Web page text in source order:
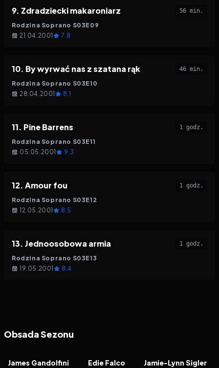
9. Zdradziecki makaroniarz 56 min.
Rodzina Soprano S03E 09
21.04.2001
7.8
10. By wyrwać nas z szatana rąk 46 min.
Rodzina Soprano S03E10
28.04.2001
8.1
11. Pine Barrens 1 godz.
Rodzina Soprano S03E11
05.05.2001
9.3
12. Amour fou 1 godz.
Rodzina Soprano S03E12
12.05.2001
8.5
13. Jednoosobowa armia 1 godz.
Rodzina Soprano S03E13
19.05.2001
8.4
Obsada Sezonu
James Gandolfini Edie Falco Jamie-Lynn Sigler